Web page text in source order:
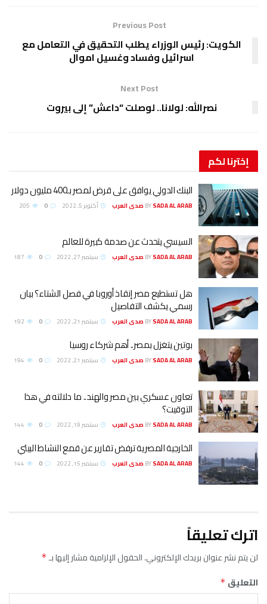
Previous Post
الكويت: رئيس الوزراء يطلب التحقيق في التعامل مع
اسرائيل وفساد وغسيل اموال
Next Post
نصرالله: لولانا.. لوصلت “داعش” إلى بيروت
إخترنالكم
البنك الدولي يوافق على قرض لمصر بـ400 مليون دولار
BYSADA AL ARAB صدى العرب أكتوبر 5, 2022
السيسي يتحدث عن صدمة كبيرة للعالم
BYSADA AL ARAB صدى العرب سبتمبر 27, 2022
هل تستطيع مصر إنقاذ أوروبا في فصل الشتاء؟ بيان
رسمي يكشف التفاصيل
BYSADA AL ARAB صدى العرب سبتمبر 21, 2022
بوتين يتغزل بمصر.. أهم شركاء روسيا
BYSADA AL ARAB صدى العرب سبتمبر 21, 2022
تعاون عسكري بين مصر والهند.. ما دلالته في هذا
التوقيت؟
BYSADA AL ARAB صدى العرب سبتمبر 19, 2022
الخارجية المصرية ترفض تقارير عن قمع النشاط البيئي
BYSADA AL ARAB صدى العرب سبتمبر 15, 2022
اترك تعليقاً
لن يتم نشر عنوان بريدك الإلكتروني.الحقول الإلزامية مشار إليها بـ*
التعليق *